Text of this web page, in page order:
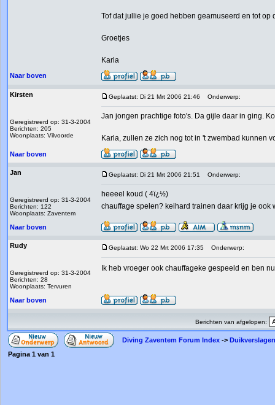
Tof dat jullie je goed hebben geamuseerd en tot op
Groetjes
Karla
Naar boven
Kirsten
Geregistreerd op: 31-3-2004
Berichten: 205
Woonplaats: Vilvoorde
Geplaatst: Di 21 Mrt 2006 21:46 Onderwerp:
Jan jongen prachtige foto's. Da gijle daar in ging.
Karla, zullen ze zich nog tot in 't zwembad kunnen
Naar boven
Jan
Geregistreerd op: 31-3-2004
Berichten: 122
Woonplaats: Zaventem
Geplaatst: Di 21 Mrt 2006 21:51 Onderwerp:
heeeel koud ( 4ï¿½)
chauffage spelen? keihard trainen daar krijg je ook
Naar boven
Rudy
Geregistreerd op: 31-3-2004
Berichten: 28
Woonplaats: Tervuren
Geplaatst: Wo 22 Mrt 2006 17:35 Onderwerp:
Ik heb vroeger ook chauffageke gespeeld en ben
Naar boven
Berichten van afgelopen:
Diving Zaventem Forum Index ->
Pagina 1 van 1